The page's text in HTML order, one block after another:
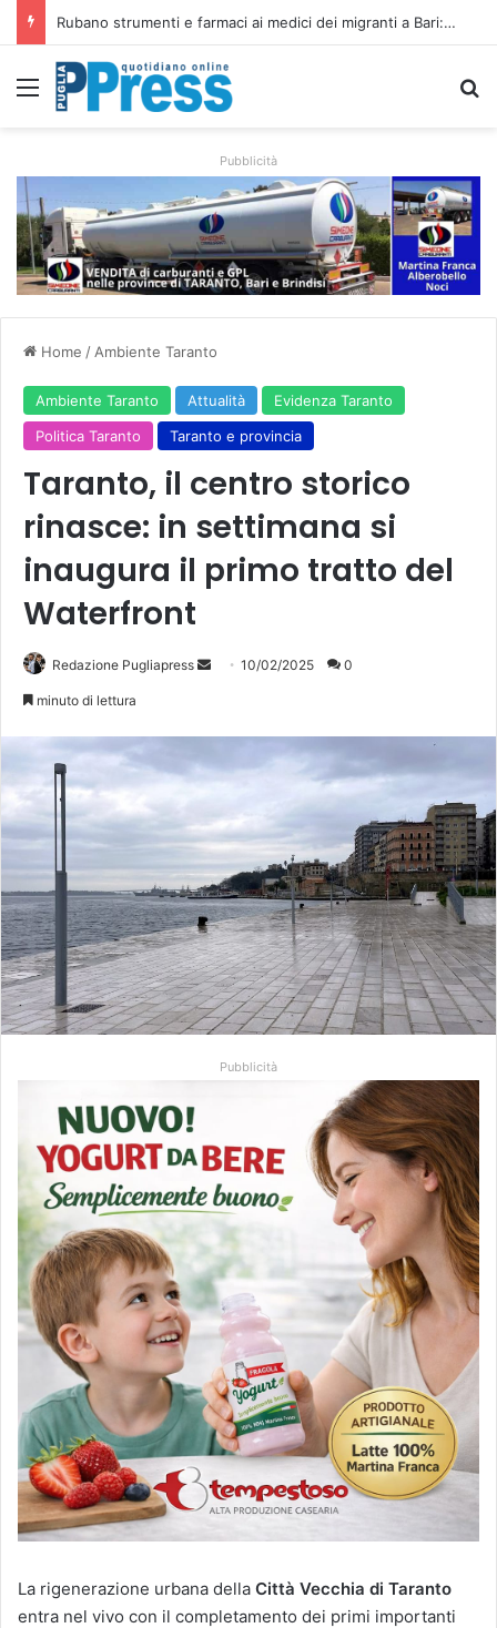
Minacce con immagini intime alla compagna, interviene la Polizia Postale di Lecce
Menu
Pubblicità
Home / Ambiente Taranto
Ambiente Taranto Attualità
Evidenza Taranto
Politica Taranto
Taranto e provincia
Taranto, il centro storico
rinasce: in settimana si
inaugura il primo tratto del
Waterfront
Redazione Pugliapress
Invia 10/02/2025 0
minuto di lettura
Pubblicità
La rigenerazione urbana della Città Vecchia di Taranto
entra nel vivo con il completamento dei primi importanti